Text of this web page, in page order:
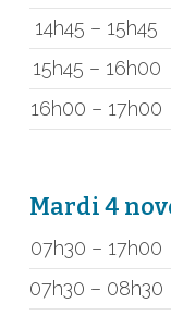
14h45 – 15h45
15h45 – 16h00
16h00 – 17h00
Mardi 4
07h30 – 17h00
07h30 – 08h30